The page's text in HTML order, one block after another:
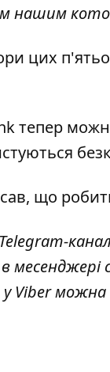
нашим
цих
тепер
що
Telegram-
месенджері
у Viber можна